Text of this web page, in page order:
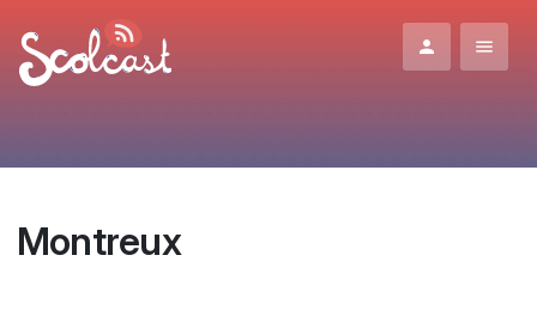
Montreux